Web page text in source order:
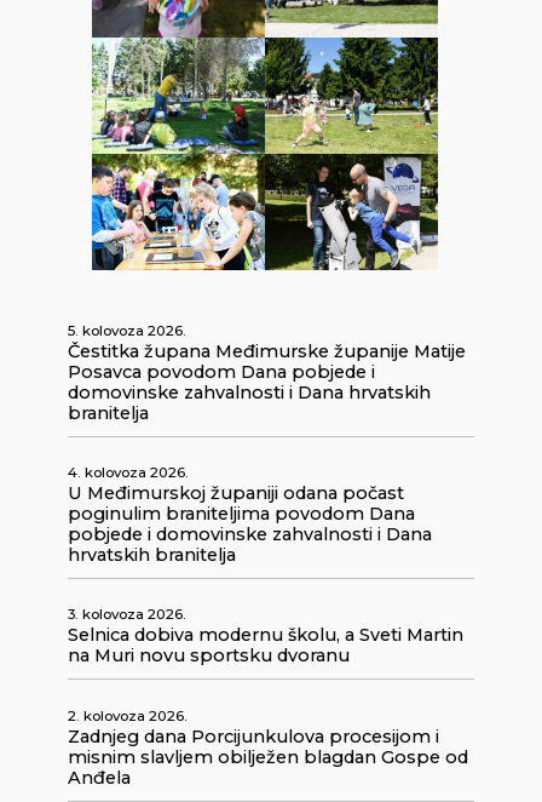
5. kolovoza 2026.
Čestitka župana Međimurske županije Matije
Posavca povodom Dana pobjede i
domovinske zahvalnosti i Dana hrvatskih
branitelja
4. kolovoza 2026.
U Međimurskoj županiji odana počast
poginulim braniteljima povodom Dana
pobjede i domovinske zahvalnosti i Dana
hrvatskih branitelja
3. kolovoza 2026.
Selnica dobiva modernu školu, a Sveti Martin
na Muri novu sportsku dvoranu
2. kolovoza 2026.
Zadnjeg dana Porcijunkulova procesijom i
misnim slavljem obilježen blagdan Gospe od
Anđela